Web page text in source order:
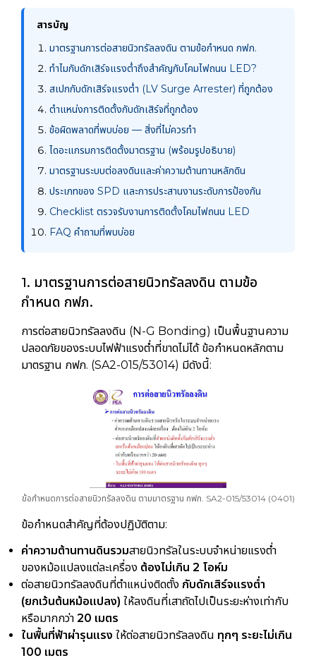
สารบัญ
มาตรฐานการต่อสายนิวทรัลลงดิน ตามข้อกำหนด กฟภ.
ทำไมกับดักเสิร์จแรงต่ำถึงสำคัญกับโคมไฟถนน LED?
สเปกกับดักเสิร์จแรงต่ำ (LV Surge Arrester) ที่ถูกต้อง
ตำแหน่งการติดตั้งกับดักเสิร์จที่ถูกต้อง
ข้อผิดพลาดที่พบบ่อย — สิ่งที่ไม่ควรทำ
ไดอะแกรมการติดตั้งมาตรฐาน (พร้อมรูปอธิบาย)
มาตรฐานระบบต่อลงดินและค่าความต้านทานหลักดิน
ประเภทของ SPD และการประสานงานระดับการป้องกัน
Checklist ตรวจรับงานการติดตั้งโคมไฟถนน LED
FAQ คำถามที่พบบ่อย
1. มาตรฐานการต่อสายนิวทรัลลงดิน ตามข้อ
กำหนด กฟภ.
การต่อสายนิวทรัลลงดิน (N-G Bonding) เป็นพื้นฐานความ
ปลอดภัยของระบบไฟฟ้าแรงต่ำที่ขาดไม่ได้ ข้อกำหนดหลักตาม
มาตรฐาน กฟภ. (SA2-015/53014) มีดังนี้:
ข้อกำหนดการต่อสายนิวทรัลลงดิน ตามมาตรฐาน กฟภ. SA2-015/53014 (0401)
ข้อกำหนดสำคัญที่ต้องปฏิบัติตาม:
ค่าความต้านทานดินรวมสายนิวทรัลในระบบจำหน่ายแรงต่ำ
ของหม้อแปลงแต่ละเครื่อง ต้องไม่เกิน 2 โอห์ม
ต่อสายนิวทรัลลงดินที่ตำแหน่งติดตั้ง กับดักเสิร์จแรงต่ำ
(ยกเว้นต้นหม้อแปลง) ให้ลงดินที่เสาถัดไปเป็นระยะห่างเท่ากับ
หรือมากกว่า 20 เมตร
ในพื้นที่ฟ้าผ่ารุนแรง ให้ต่อสายนิวทรัลลงดิน ทุกๆ ระยะไม่เกิน
100 เมตร